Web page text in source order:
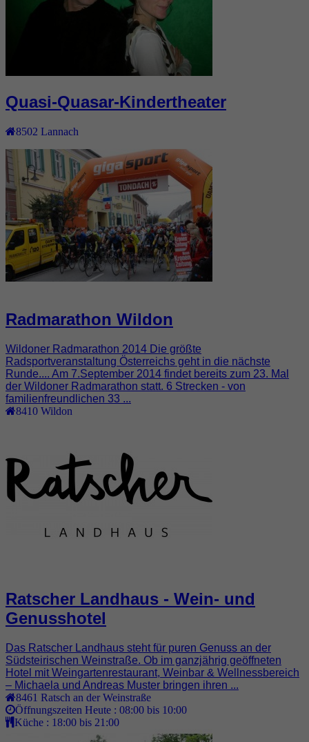
Quasi-Quasar-Kindertheater
8502 Lannach
Radmarathon Wildon
Wildoner Radmarathon 2014 Die größte
Radsportveranstaltung Österreichs geht in die nächste
Runde.... Am 7.September 2014 findet bereits zum 23. Mal
der Wildoner Radmarathon statt. 6 Strecken - von
familienfreundlichen 33 ...
8410 Wildon
Ratscher Landhaus - Wein- und
Genusshotel
Das Ratscher Landhaus steht für puren Genuss an der
Südsteirischen Weinstraße. Ob im ganzjährig geöffneten
Hotel mit Weingartenrestaurant, Weinbar & Wellnessbereich
– Michaela und Andreas Muster bringen ihren ...
8461 Ratsch an der Weinstraße
Öffnungszeiten Heute : 08:00 bis 10:00
Küche : 18:00 bis 21:00